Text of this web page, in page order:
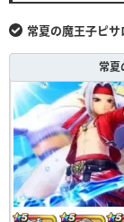
常夏の魔王子ピ
常夏